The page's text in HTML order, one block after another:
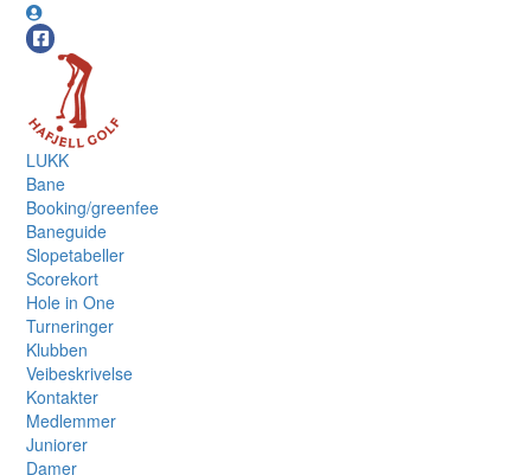
LUKK
Bane
Booking/greenfee
Baneguide
Slopetabeller
Scorekort
Hole in One
Turneringer
Klubben
Veibeskrivelse
Kontakter
Medlemmer
Juniorer
Damer